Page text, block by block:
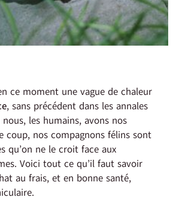
ce moment une vague de chaleur
, sans précédent dans les annales
les humains, avons nos
coup, nos compagnons félins sont
qu’on ne le croit face aux
Voici tout ce qu’il faut savoir
au frais, et en bonne santé,